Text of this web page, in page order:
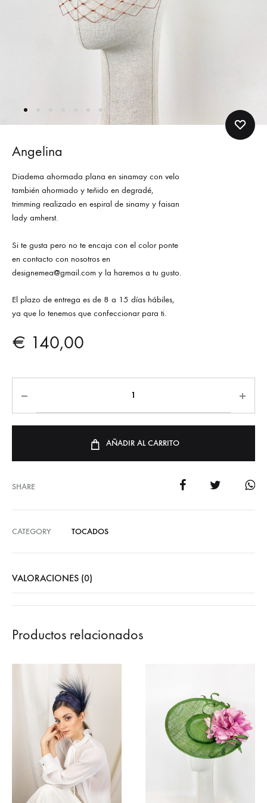
Angelina
Diadema ahormada plana en sinamay con velo
también ahormado y teñido en degradé,
trimming realizado en espiral de sinamy y faisan
lady amherst.
Si te gusta pero no te encaja con el color ponte
en contacto con nosotros en
designemea@gmail.com y la haremos a tu gusto.
El plazo de entrega es de 8 a 15 días hábiles,
ya que lo tenemos que confeccionar para ti.
€ 140,00
AÑADIR AL CARRITO
SHARE
CATEGORY TOCADOS
VALORACIONES (0)
Productos relacionados